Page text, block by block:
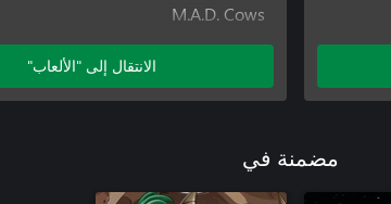
M.A.D. Cows
Mighty Aphid 2
الانتقال إلى "الألعاب"
مضمنة في